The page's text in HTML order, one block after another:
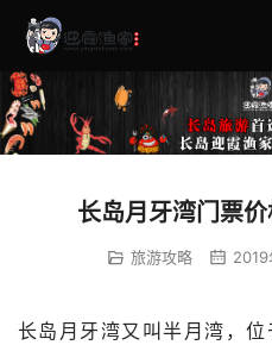
长岛月牙湾门票
旅游攻略
长岛月牙湾又叫半月湾，